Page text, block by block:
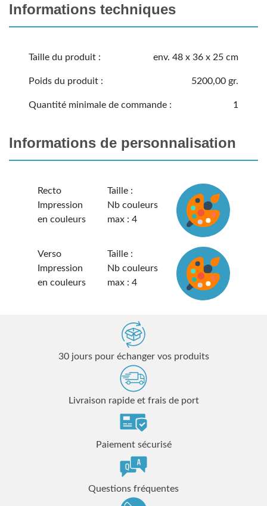
Informations techniques
Taille du produit : env. 48 x 36 x 25 cm
Poids du produit : 5200,00 gr.
Quantité minimale de commande : 1
Informations de personnalisation
Recto
Impression
en couleurs
Taille :
Nb couleurs
max : 4
Verso
Impression
en couleurs
Taille :
Nb couleurs
max : 4
30 jours pour échanger vos produits
Livraison rapide et frais de port
Paiement sécurisé
Questions fréquentes